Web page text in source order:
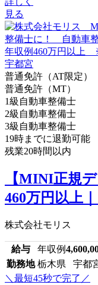
見る
普通免許（AT限定）
普通免許（MT）
1級自動車整備士
2級自動車整備士
3級自動車整備士
19時までに退勤可能
残業20時間以内
【MINI正規
460万円以上
株式会社モリス
給与 年収例
勤務地 栃木県 宇都
＼最短45秒で完了／